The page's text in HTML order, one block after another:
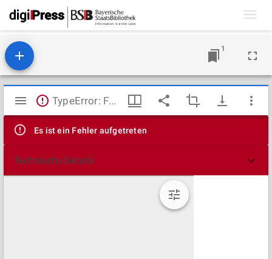
1
Mirador
Viewer
TypeError: Failed to fetch
Es ist ein Fehler aufgetreten
Technische Details